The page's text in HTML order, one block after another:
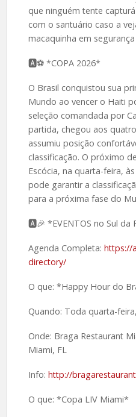
que ninguém tente
com o santuário caso a
macaquinha em
🅰️⚽ *COPA 2026*
O Brasil conquistou sua
Mundo ao vencer o Haiti
seleção comandada por
partida, chegou aos
assumiu posição
classificação. O próximo
Escócia, na quarta-feira,
pode garantir a
para a próxima fase do
🅰️🎉 *EVENTOS no Sul da
Agenda Completa: https://
directory/
O que: *Happy Hour do
Quando: Toda quarta-
Onde: Braga Restaurant
Miami, FL
Info: http://
O que: *Copa LIV Miami*